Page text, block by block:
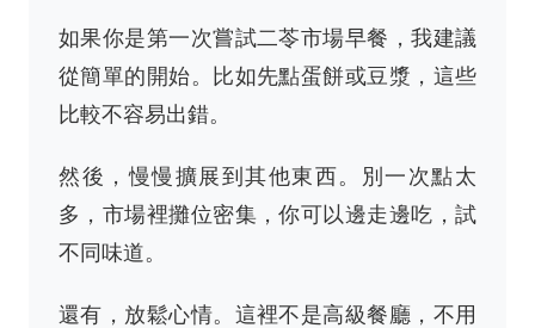
如果你是第一次嘗試二苓市場早餐，我建議
從簡單的開始。比如先點蛋餅或豆漿，這些
比較不容易出錯。
然後，慢慢擴展到其他東西。別一次點太
多，市場裡攤位密集，你可以邊走邊吃，試
不同味道。
還有，放鬆心情。這裡不是高級餐廳，不用